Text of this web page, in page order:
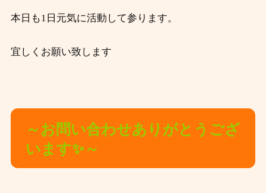
本日も1日元気に活動して参ります。
宜しくお願い致します
～お問い合わせありがとうござ
います✨～